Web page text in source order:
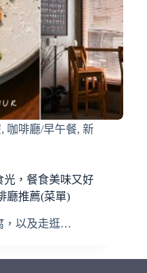
, 咖啡廳/早午餐, 新
光，餐食美味又好
廳推薦(菜單)
，以及走逛…